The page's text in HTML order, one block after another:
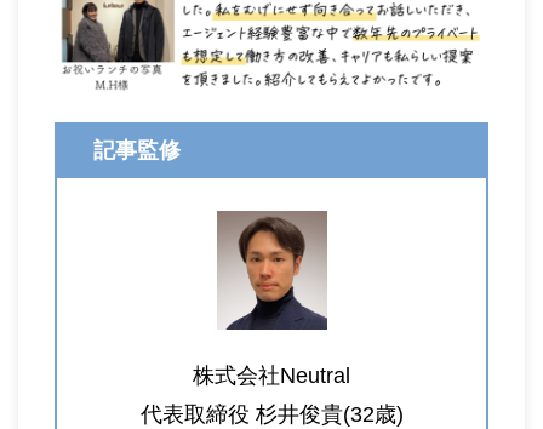
記事監修
株式会社Neutral
代表取締役 杉井俊貴(32歳)